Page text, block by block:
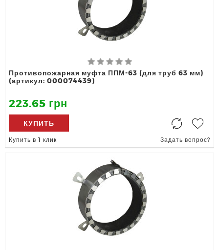
Противопожарная муфта ППМ-63 (для труб 63 мм)
(артикул: 000074439)
223.65 грн
КУПИТЬ
Купить в 1 клик Задать вопрос?